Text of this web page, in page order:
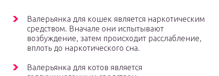
Валерьянка для кошек является наркотическим
средством. Вначале они испытывают
возбуждение, затем происходит расслабление,
вплоть до наркотического сна.
Валерьянка для котов является